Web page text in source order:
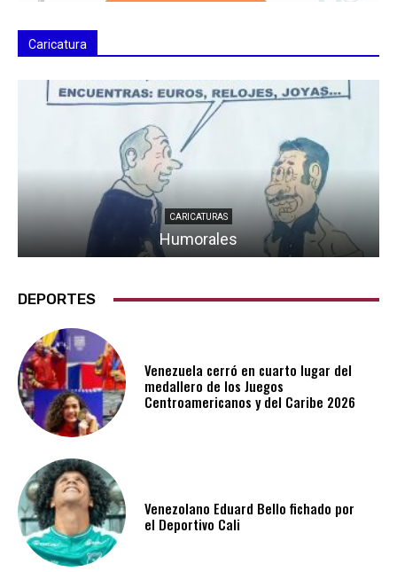
Caricatura
CARICATURAS
Humorales
DEPORTES
Venezuela cerró en cuarto lugar del
medallero de los Juegos
Centroamericanos y del Caribe 2026
Venezolano Eduard Bello fichado por
el Deportivo Cali